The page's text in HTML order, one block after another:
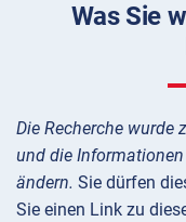
Was Sie
Die Recherche wurde
und die
ändern. Sie dürfen
Sie einen Link zu